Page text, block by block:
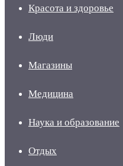
Красота и здоровье
Люди
Магазины
Медицина
Наука и образование
Отдых